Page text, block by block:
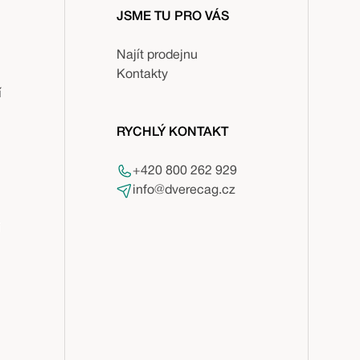
JSME TU PRO VÁS
Najít prodejnu
Kontakty
RYCHLÝ KONTAKT
+420 800 262 929
info@dverecag.cz